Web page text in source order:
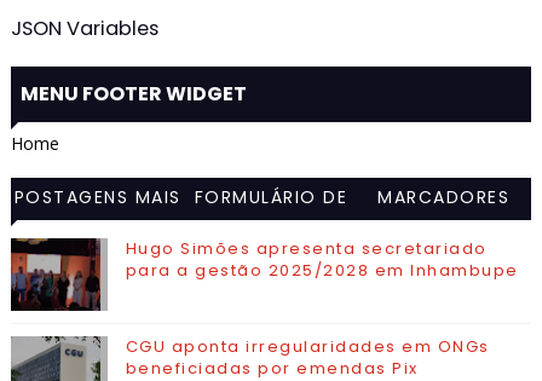
JSON Variables
MENU FOOTER WIDGET
Home
POSTAGENS MAIS
VISITADAS
FORMULÁRIO DE
MARCADORES
Hugo Simões apresenta secretariado
para a gestão 2025/2028 em Inhambupe
CGU aponta irregularidades em ONGs
beneficiadas por emendas Pix